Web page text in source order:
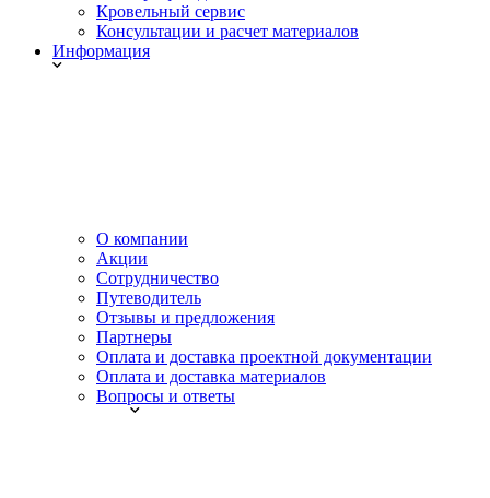
Кровельный сервис
Консультации и расчет материалов
Информация
О компании
Акции
Сотрудничество
Путеводитель
Отзывы и предложения
Партнеры
Оплата и доставка проектной документации
Оплата и доставка материалов
Вопросы и ответы